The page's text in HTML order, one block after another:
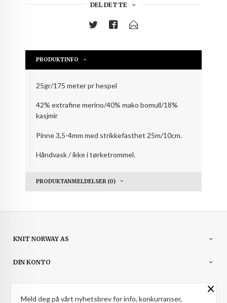
DEL DETTE
PRODUKTINFO
25gr/175 meter pr hespel
42% extrafine merino/40% mako bomull/18%
kasjmir
Pinne 3,5-4mm med strikkefasthet 25m/10cm.
Håndvask / ikke i tørketrommel.
PRODUKTANMELDELSER (0)
KNIT NORWAY AS
DIN KONTO
NYHETSBREV ×
Meld deg på vårt nyhetsbrev for info, konkurranser,